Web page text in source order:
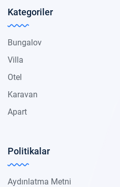
Kategoriler
Bungalov
Villa
Otel
Karavan
Apart
Politikalar
Aydınlatma Metni